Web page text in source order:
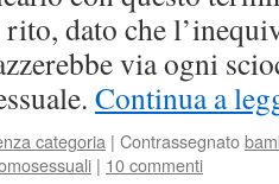
dato che
via ogni
Continua a
categoria | Contrassegnato
| 10 commenti